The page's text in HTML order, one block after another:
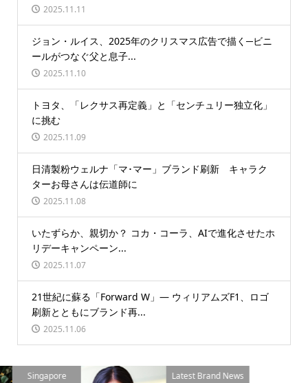
2025.11.11
ジョン・ルイス、2025年のクリスマス広告で描く─ビニ
ールがつなぐ父と息子...
2025.11.10
トヨタ、「レクサス再定義」と「センチュリー独立化」
に挑む
2025.11.09
日清製粉ウェルナ「マ･マー」ブランド刷新 キャラク
ターお母さんは伝道師に
2025.11.08
いたずらか、親切か？ コカ・コーラ、AIで進化させたホ
リデーキャンペーン...
2025.11.07
21世紀に蘇る「Forward W」― ウィリアムズF1、ロゴ
刷新とともにブランド再...
2025.11.06
Singapore Latest Brand News